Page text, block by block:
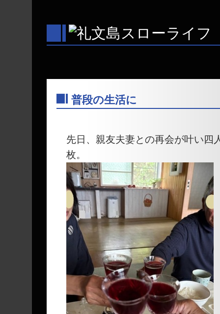
普段の生活に
先日、親友夫妻との再会が叶い四
枚。